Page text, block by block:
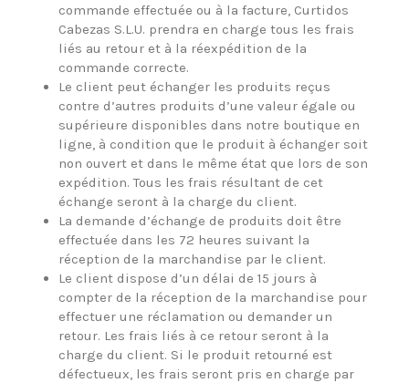
commande effectuée ou à la facture, Curtidos
Cabezas S.L.U. prendra en charge tous les frais
liés au retour et à la réexpédition de la
commande correcte.
Le client peut échanger les produits reçus
contre d’autres produits d’une valeur égale ou
supérieure disponibles dans notre boutique en
ligne, à condition que le produit à échanger soit
non ouvert et dans le même état que lors de son
expédition. Tous les frais résultant de cet
échange seront à la charge du client.
La demande d’échange de produits doit être
effectuée dans les 72 heures suivant la
réception de la marchandise par le client.
Le client dispose d’un délai de 15 jours à
compter de la réception de la marchandise pour
effectuer une réclamation ou demander un
retour. Les frais liés à ce retour seront à la
charge du client. Si le produit retourné est
défectueux, les frais seront pris en charge par